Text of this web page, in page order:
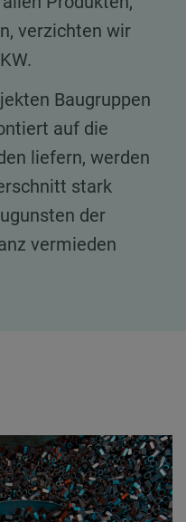
verzichten wir
Baugruppen
auf die
liefern, werden
stark
der
vermieden